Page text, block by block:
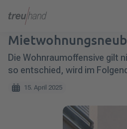
Die Wohnraumoffensive gilt
so entschied, wird im
15. April 2025